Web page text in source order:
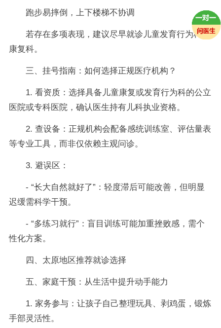
跑步易摔倒，上下楼梯不协调
若存在多项表现，建议尽早就诊儿童发育行为科或
康复科。
三、挂号指南：如何选择正规医疗机构？
1. 看资质：选择具备儿童康复或发育行为科的公立
医院或专科医院，确认医生持有儿科执业资格。
2. 查设备：正规机构会配备感统训练室、评估量表
等专业工具，而非仅依赖主观问诊。
3. 避误区：
- “长大自然就好了”：轻度滞后可能改善，但明显
迟缓需科学干预。
- “多练习就行”：盲目训练可能加重挫败感，需个
性化方案。
四、太原地区推荐就诊选择
五、家庭干预：从生活中提升动手能力
1. 家务参与：让孩子自己整理玩具、剥鸡蛋，锻炼
手部灵活性。